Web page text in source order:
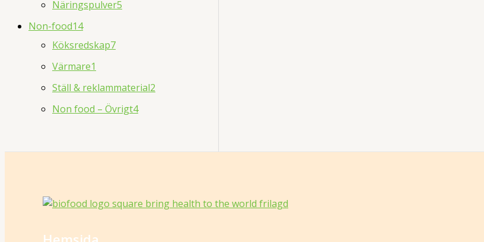
Näringspulver5
Non-food14
Köksredskap7
Värmare1
Ställ & reklammaterial2
Non food – Övrigt4